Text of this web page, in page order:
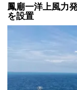
鳳廟一洋上風力
を設置